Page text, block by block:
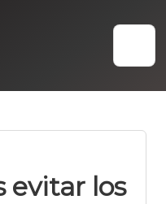
evitar los